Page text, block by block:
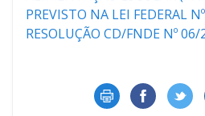
PREVISTO NA LEI FEDERAL
RESOLUÇÃO CD/FNDE Nº 06/